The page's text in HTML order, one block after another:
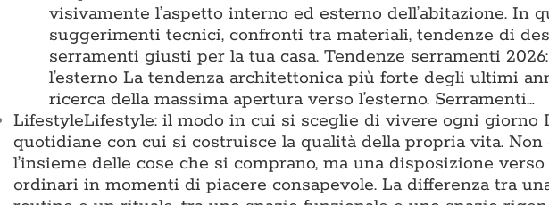
visivamente l’aspetto interno ed esterno dell’abitazione. In
suggerimenti tecnici, confronti tra materiali, tendenze di
serramenti giusti per la tua casa. Tendenze serramenti
l’esterno La tendenza architettonica più forte degli ultimi
ricerca della massima apertura verso l’esterno. Serramenti…
LifestyleLifestyle: il modo in cui si sceglie di vivere ogni giorno
quotidiane con cui si costruisce la qualità della propria vita.
l’insieme delle cose che si comprano, ma una disposizione
ordinari in momenti di piacere consapevole. La differenza tra